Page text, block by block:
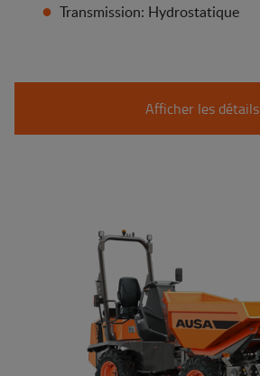
Transmission: Hydrostatique
Afficher les détails